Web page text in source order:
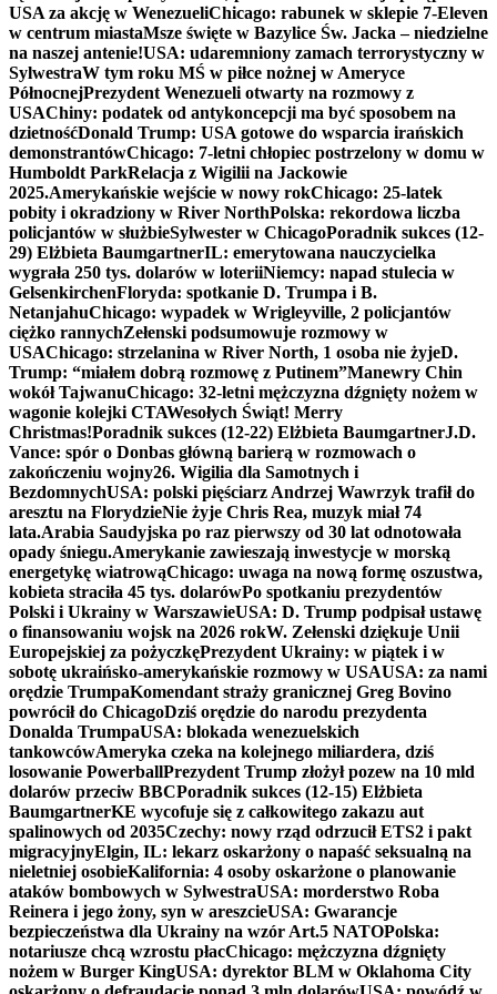
USA za akcję w WenezueliChicago: rabunek w sklepie 7-Eleven
w centrum miastaMsze święte w Bazylice Św. Jacka – niedzielne
na naszej antenie!USA: udaremniony zamach terrorystyczny w
SylwestraW tym roku MŚ w piłce nożnej w Ameryce
PółnocnejPrezydent Wenezueli otwarty na rozmowy z
USAChiny: podatek od antykoncepcji ma być sposobem na
dzietnośćDonald Trump: USA gotowe do wsparcia irańskich
demonstrantówChicago: 7-letni chłopiec postrzelony w domu w
Humboldt ParkRelacja z Wigilii na Jackowie
2025.Amerykańskie wejście w nowy rokChicago: 25-latek
pobity i okradziony w River NorthPolska: rekordowa liczba
policjantów w służbieSylwester w ChicagoPoradnik sukces (12-
29) Elżbieta BaumgartnerIL: emerytowana nauczycielka
wygrała 250 tys. dolarów w loteriiNiemcy: napad stulecia w
GelsenkirchenFloryda: spotkanie D. Trumpa i B.
NetanjahuChicago: wypadek w Wrigleyville, 2 policjantów
ciężko rannychZełenski podsumowuje rozmowy w
USAChicago: strzelanina w River North, 1 osoba nie żyjeD.
Trump: “miałem dobrą rozmowę z Putinem”Manewry Chin
wokół TajwanuChicago: 32-letni mężczyzna dźgnięty nożem w
wagonie kolejki CTAWesołych Świąt! Merry
Christmas!Poradnik sukces (12-22) Elżbieta BaumgartnerJ.D.
Vance: spór o Donbas główną barierą w rozmowach o
zakończeniu wojny26. Wigilia dla Samotnych i
BezdomnychUSA: polski pięściarz Andrzej Wawrzyk trafił do
aresztu na FlorydzieNie żyje Chris Rea, muzyk miał 74
lata.Arabia Saudyjska po raz pierwszy od 30 lat odnotowała
opady śniegu.Amerykanie zawieszają inwestycje w morską
energetykę wiatrowąChicago: uwaga na nową formę oszustwa,
kobieta straciła 45 tys. dolarówPo spotkaniu prezydentów
Polski i Ukrainy w WarszawieUSA: D. Trump podpisał ustawę
o finansowaniu wojsk na 2026 rokW. Zełenski dziękuje Unii
Europejskiej za pożyczkęPrezydent Ukrainy: w piątek i w
sobotę ukraińsko-amerykańskie rozmowy w USAUSA: za nami
orędzie TrumpaKomendant straży granicznej Greg Bovino
powrócił do ChicagoDziś orędzie do narodu prezydenta
Donalda TrumpaUSA: blokada wenezuelskich
tankowcówAmeryka czeka na kolejnego miliardera, dziś
losowanie PowerballPrezydent Trump złożył pozew na 10 mld
dolarów przeciw BBCPoradnik sukces (12-15) Elżbieta
BaumgartnerKE wycofuje się z całkowitego zakazu aut
spalinowych od 2035Czechy: nowy rząd odrzucił ETS2 i pakt
migracyjnyElgin, IL: lekarz oskarżony o napaść seksualną na
nieletniej osobieKalifornia: 4 osoby oskarżone o planowanie
ataków bombowych w SylwestraUSA: morderstwo Roba
Reinera i jego żony, syn w areszcieUSA: Gwarancje
bezpieczeństwa dla Ukrainy na wzór Art.5 NATOPolska:
notariusze chcą wzrostu płacChicago: mężczyzna dźgnięty
nożem w Burger KingUSA: dyrektor BLM w Oklahoma City